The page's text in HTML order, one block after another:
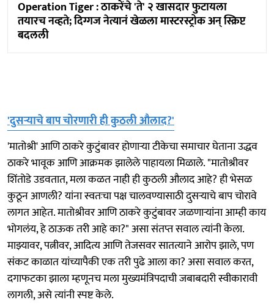
Operation Tiger : ठाकरेंचे 'ते' २ खासदार फुटायला
तयारच नव्हते; दिग्गज नेत्यानं खेळला मास्टरस्ट्रोक अन् स्क्रिप्ट
बदलली
'दुसऱ्याचे बाप चोरणारी ही कुठली औलाद?'
'मातोश्री' आणि ठाकरे कुटुंबावर होणाऱ्या टीकेचा समाचार घेताना उद्धव
ठाकरे भावूक आणि आक्रमक झालेले पाहायला मिळाले. "मातोश्रीवर
शिंतोडे उडवतात, मला कळत नाही ही कुठली औलाद आहे? ही भेसळ
कुठून आणली? यांना स्वतःचा पक्ष चालवण्यासाठी दुसऱ्याचे बाप चोरावे
लागत आहेत. मातोश्रीवर आणि ठाकरे कुटुंबावर जळणाऱ्यांना आम्ही काय
भोगलंय, हे ठाऊक तरी आहे का?" असा संतप्त सवाल त्यांनी केला.
माझ्यावर, पत्नीवर, आदित्य आणि तेजसवर सातत्याने आरोप झाले, पण
संकट काळात यांच्यापैकी एक तरी पुढे आला का? असा सवाल करत,
दगाफटका झाला म्हणूनच मला मुख्यमंत्रिपदाची जबाबदारी स्वीकारावी
लागली, असे त्यांनी स्पष्ट केले.